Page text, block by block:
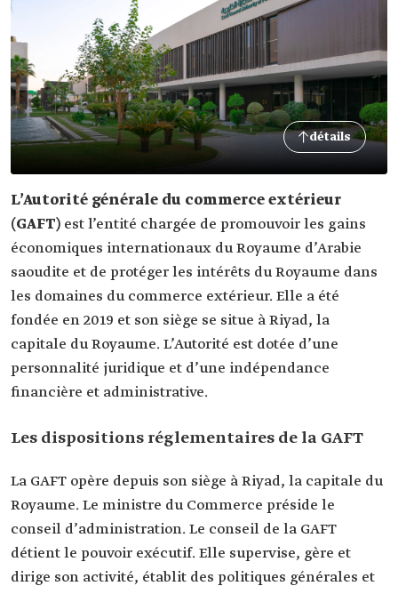
détails
L’Autorité générale du commerce extérieur
(GAFT) est l’entité chargée de promouvoir les gains
économiques internationaux du Royaume d’Arabie
saoudite et de protéger les intérêts du Royaume dans
les domaines du commerce extérieur. Elle a été
fondée en 2019 et son siège se situe à Riyad, la
capitale du Royaume. L’Autorité est dotée d’une
personnalité juridique et d’une indépendance
financière et administrative.
Les dispositions réglementaires de la GAFT
La GAFT opère depuis son siège à Riyad, la capitale du
Royaume. Le ministre du Commerce préside le
conseil d’administration. Le conseil de la GAFT
détient le pouvoir exécutif. Elle supervise, gère et
dirige son activité, établit des politiques générales et